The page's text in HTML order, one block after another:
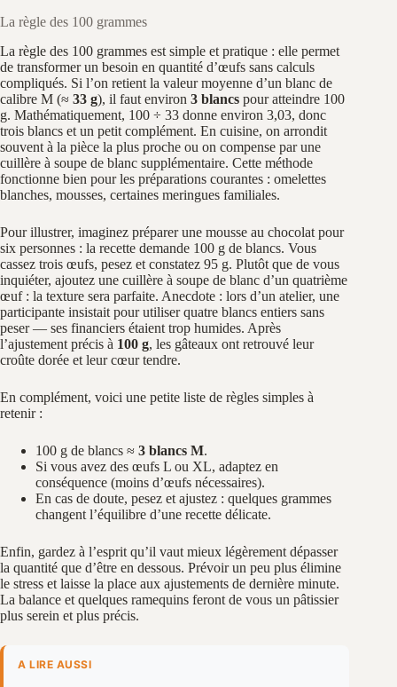
La règle des 100 grammes
La règle des 100 grammes est simple et pratique : elle permet
de transformer un besoin en quantité d’œufs sans calculs
compliqués. Si l’on retient la valeur moyenne d’un blanc de
calibre M (≈ 33 g), il faut environ 3 blancs pour atteindre 100
g. Mathématiquement, 100 ÷ 33 donne environ 3,03, donc
trois blancs et un petit complément. En cuisine, on arrondit
souvent à la pièce la plus proche ou on compense par une
cuillère à soupe de blanc supplémentaire. Cette méthode
fonctionne bien pour les préparations courantes : omelettes
blanches, mousses, certaines meringues familiales.
Pour illustrer, imaginez préparer une mousse au chocolat pour
six personnes : la recette demande 100 g de blancs. Vous
cassez trois œufs, pesez et constatez 95 g. Plutôt que de vous
inquiéter, ajoutez une cuillère à soupe de blanc d’un quatrième
œuf : la texture sera parfaite. Anecdote : lors d’un atelier, une
participante insistait pour utiliser quatre blancs entiers sans
peser — ses financiers étaient trop humides. Après
l’ajustement précis à 100 g, les gâteaux ont retrouvé leur
croûte dorée et leur cœur tendre.
En complément, voici une petite liste de règles simples à
retenir :
100 g de blancs ≈ 3 blancs M.
Si vous avez des œufs L ou XL, adaptez en
conséquence (moins d’œufs nécessaires).
En cas de doute, pesez et ajustez : quelques grammes
changent l’équilibre d’une recette délicate.
Enfin, gardez à l’esprit qu’il vaut mieux légèrement dépasser
la quantité que d’être en dessous. Prévoir un peu plus élimine
le stress et laisse la place aux ajustements de dernière minute.
La balance et quelques ramequins feront de vous un pâtissier
plus serein et plus précis.
A LIRE AUSSI